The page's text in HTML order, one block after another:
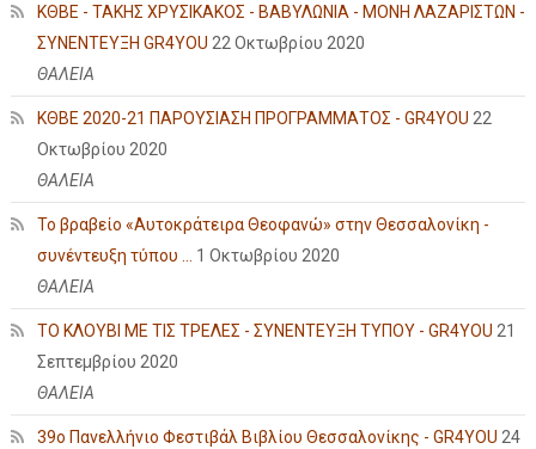
ΚΘΒΕ - ΤΑΚΗΣ ΧΡΥΣΙΚΑΚΟΣ - ΒΑΒΥΛΩΝΙΑ - ΜΟΝΗ ΛΑΖΑΡΙΣΤΩΝ -
ΣΥΝΕΝΤΕΥΞΗ GR4YOU 22 Οκτωβρίου 2020
ΘΑΛΕΙΑ
ΚΘΒΕ 2020-21 ΠΑΡΟΥΣΙΑΣΗ ΠΡΟΓΡΑΜΜΑΤΟΣ - GR4YOU 22
Οκτωβρίου 2020
ΘΑΛΕΙΑ
Το βραβείο «Αυτοκράτειρα Θεοφανώ» στην Θεσσαλονίκη -
συνέντευξη τύπου ... 1 Οκτωβρίου 2020
ΘΑΛΕΙΑ
ΤΟ ΚΛΟΥΒΙ ΜΕ ΤΙΣ ΤΡΕΛΕΣ - ΣΥΝΕΝΤΕΥΞΗ ΤΥΠΟΥ - GR4YOU 21
Σεπτεμβρίου 2020
ΘΑΛΕΙΑ
39ο Πανελλήνιο Φεστιβάλ Βιβλίου Θεσσαλονίκης - GR4YOU 24